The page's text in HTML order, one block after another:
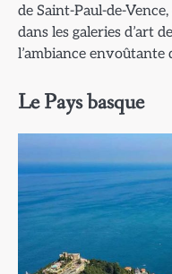
de Saint-Paul-de-
dans les galeries d’art
l’ambiance envoûtante
Le Pays basque